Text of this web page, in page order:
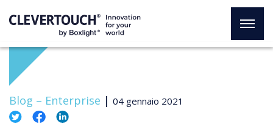
Blog – Enterprise | 04 gennaio 2021